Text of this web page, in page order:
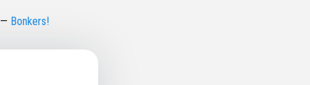
— Bonkers!